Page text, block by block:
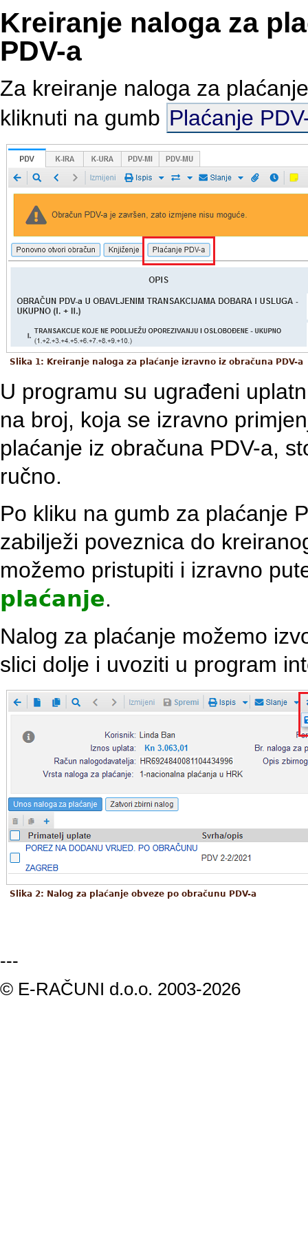
Kreiranje naloga za
PDV-a
Za kreiranje naloga za
kliknuti na gumb Plaćanje
Slika 1: Kreiranje naloga za plaćanje izravno iz obračuna PDV-a
U programu su ugrađeni
na broj, koja se izravno
plaćanje iz obračuna PDV-a,
ručno.
Po kliku na gumb za plaćanje
zabilježi poveznica do
možemo pristupiti i izravno
plaćanje.
Nalog za plaćanje možemo
slici dolje i uvoziti u program
Slika 2: Nalog za plaćanje obveze po obračunu PDV-a
---
© E-RAČUNI d.o.o. 2003-2026